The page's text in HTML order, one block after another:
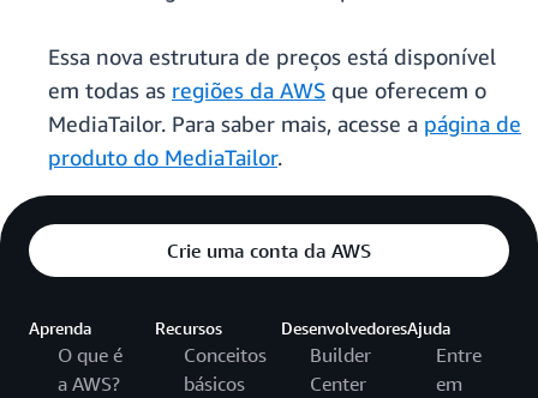
Essa nova estrutura de preços está disponível
em todas as regiões da AWS que oferecem o
MediaTailor. Para saber mais, acesse a página de
produto do MediaTailor.
Crie uma conta da AWS
Aprenda
O que é
a AWS?
Recursos
Conceitos
básicos
Desenvolvedores
Builder
Center
Ajuda
Entre
em